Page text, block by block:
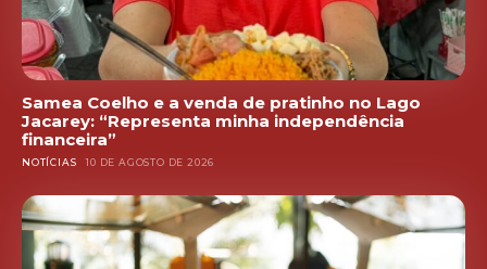
Samea Coelho e a venda de pratinho no Lago
Jacarey: “Representa minha independência
financeira”
NOTÍCIAS 10 DE AGOSTO DE 2026